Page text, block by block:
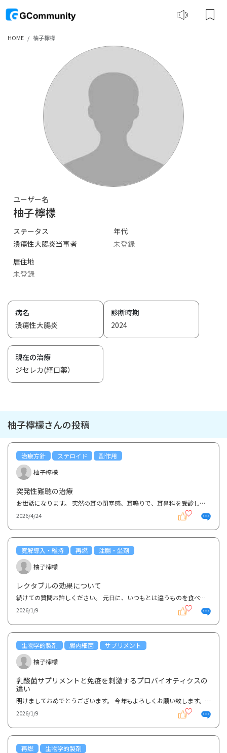
HOME 柚子檸檬
ユーザー名
柚子檸檬
ステータス
潰瘍性大腸炎当事者
年代
未登録
居住地
未登録
病名
潰瘍性大腸炎
診断時期
2024
現在の治療
ジセレカ(経口薬）
柚子檸檬さんの投稿
治療方針 ステロイド
副作用
柚子檸檬
突発性難聴の治療
お世話になります。 突然の耳の閉塞感、耳鳴りで、耳鼻科を受診したところ、低い音が聞きにくくなって...
2026/4/24
寛解導入・維持 再燃
注腸・坐剤
柚子檸檬
レクタブルの効果について
続けての質問お許しください。 元日に、いつもとは違うものを食べたせいか夜にお腹ぎ痛くなりました。...
2026/1/9
生物学的製剤 腸内細菌
サプリメント
柚子檸檬
乳酸菌サプリメントと免疫を刺激するプロバイオティクスの
違い
明けましておめでとうございます。 今年もよろしくお願い致します。 さて、過日の質問にて 生物学的...
2026/1/9
再燃
生物学的製剤